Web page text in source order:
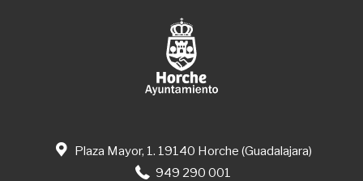
Plaza Mayor, 1. 19140 Horche (Guadalajara)
949 290 001